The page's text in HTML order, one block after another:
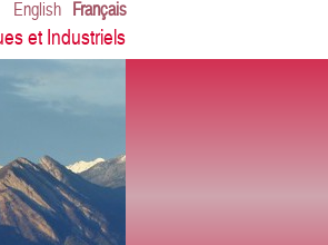
English Français
et Industriels